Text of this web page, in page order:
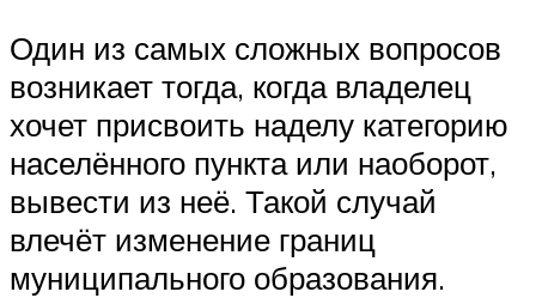
Один из самых сложных вопросов
возникает тогда, когда владелец
хочет присвоить наделу категорию
населённого пункта или наоборот,
вывести из неё. Такой случай
влечёт изменение границ
муниципального образования.